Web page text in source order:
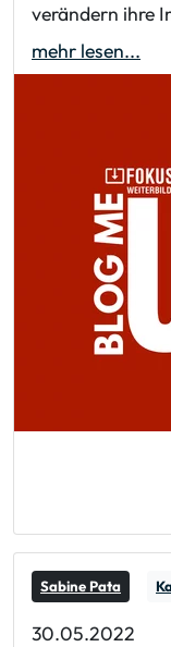
verändern ihre
mehr lesen...
Sabine Pata
30.05.2022